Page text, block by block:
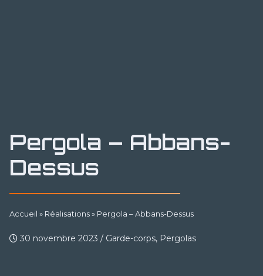
Pergola – Abbans-
Dessus
Accueil » Réalisations» Pergola – Abbans-Dessus
30 novembre 2023 / Garde-corps, Pergolas